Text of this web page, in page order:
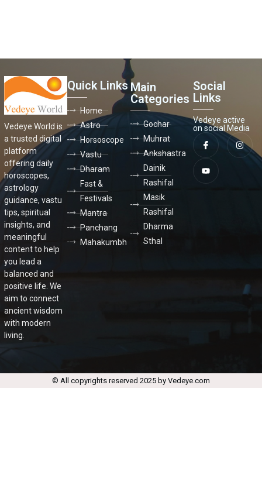
Vedeye World is
a trusted digital
platform
offering daily
horoscopes,
astrology
guidance, vastu
tips, spiritual
insights, and
meaningful
content to help
you lead a
balanced and
positive life. We
aim to connect
ancient wisdom
with modern
living.
Quick Links
Home
Astro
Horsoscope
Vastu
Dharam
Fast &
Festivals
Mantra
Panchang
Mahakumbh
Main
Categories
Gochar
Muhrat
Ankshastra
Dainik
Rashifal
Masik
Rashifal
Dharma
Sthal
Social
Links
Vedeye active
on social Media
© All copyrights reserved 2025 by Vedeye.com